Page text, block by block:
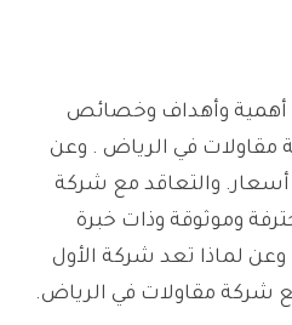
أهمية وأهداف وخصائص
مقاولات في الرياض . وعن
والتعاقد مع شركة
وموثوقة وذات خبرة
لماذا تعد شركة الأول
مقاولات في الرياض.